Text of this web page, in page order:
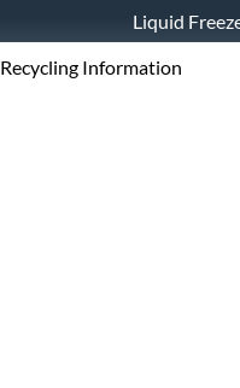
Liquid
Recycling Information